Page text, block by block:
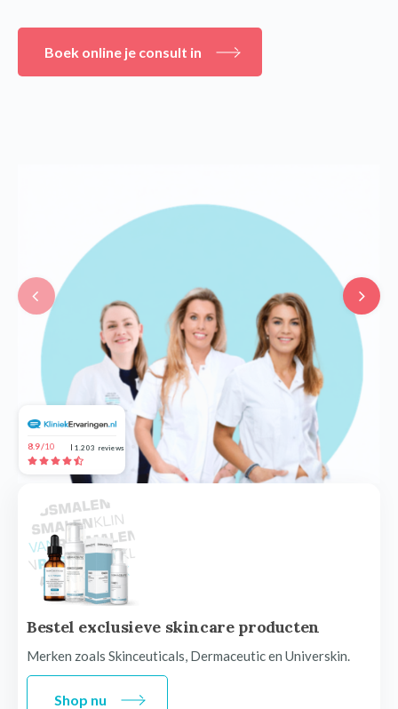
8.9/10 1.203 reviews
Boek online je consult in
Bestel exclusieve skincare producten
Merken zoals Skinceuticals, Dermaceutic en Universkin.
Shop nu